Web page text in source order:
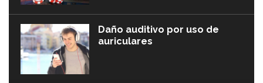
Daño auditivo por uso de
auriculares